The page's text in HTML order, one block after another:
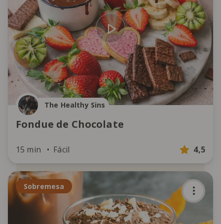
The Healthy Sins
Fondue de Chocolate
15 min Fácil 4,5
Sobremesa